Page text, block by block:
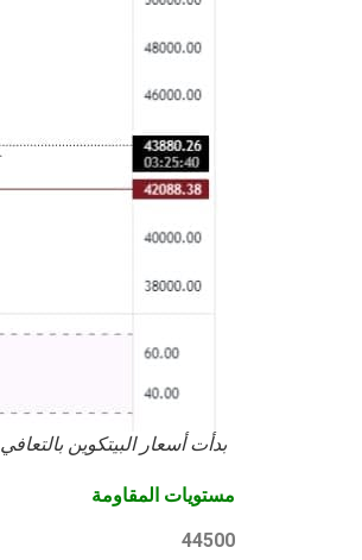
بدأت أسعار البيتكوين بالتعافي
مستويات المقاومة
44500